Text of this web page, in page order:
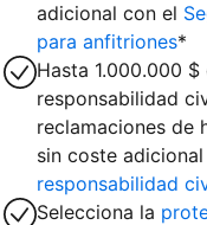
adicional con el
para anfitriones*
Hasta 1.000.000
responsabilidad
reclamaciones de
sin coste
responsabilidad
Selecciona la